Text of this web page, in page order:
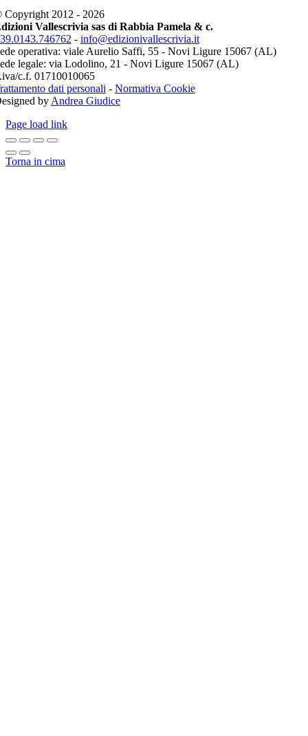
Copyright 2012 - 2026
Vallescrivia sas di Rabbia Pamela & c.
- info@edizionivallescrivia.it
operativa: viale Aurelio Saffi, 55 - Novi Ligure 15067 (AL)
legale: via Lodolino, 21 - Novi Ligure 15067 (AL)
c.f. 01710010065
dati personali - Normativa Cookie
by Andrea Giudice
Page load link
Torna in cima